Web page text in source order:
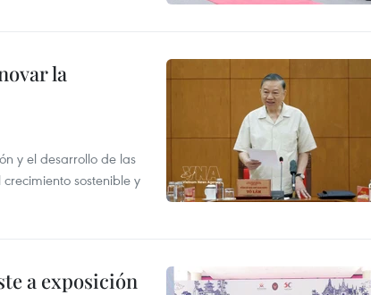
la
y el desarrollo de las
sostenible y
a exposición